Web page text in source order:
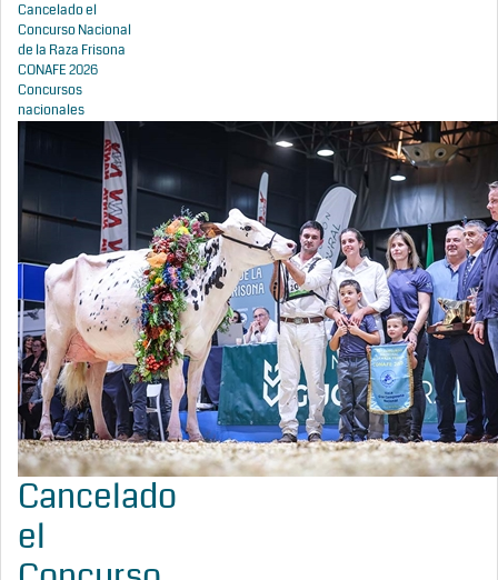
Cancelado el
Concurso Nacional
de la Raza Frisona
CONAFE 2026
Concursos
nacionales
Cancelado
el